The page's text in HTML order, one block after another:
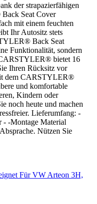
der strapazierfähigen
Seat Cover
mit einem feuchten
Ihr Autositz stets
Back Seat
Funktionalität, sondern
bietet 16
Ihren Rücksitz vor
dem CARSTYLER®
und komfortable
Kindern oder
noch heute und machen
Lieferumfang: -
-Montage Material
Nützen Sie